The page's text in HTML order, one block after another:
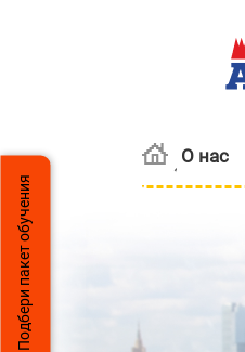
О нас
Подбери пакет обучения